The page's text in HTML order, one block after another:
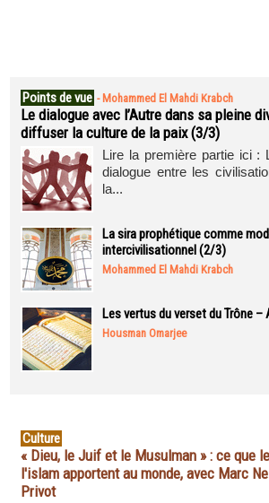
Points de vue - Mohammed El Mahdi Krabch
Le dialogue avec l’Autre dans sa pleine
diffuser la culture de la paix (3/3)
Lire la première partie ici :
dialogue entre les
la...
La sira prophétique comme
intercivilisationnel (2/3)
Mohammed El Mahdi Krabch
Les vertus du verset du Trône –
Housman Omarjee
Culture
« Dieu, le Juif et le Musulman » : ce que
l'islam apportent au monde, avec Marc
Privot